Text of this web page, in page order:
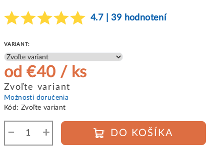
4.7 | 39 hodnotení
VARIANT:
od€40 / ks
Jednotková
cena:
Zvoľte variant
Možnosti doručenia
Kód: Zvoľte variant
+
− DO KOŠÍKA